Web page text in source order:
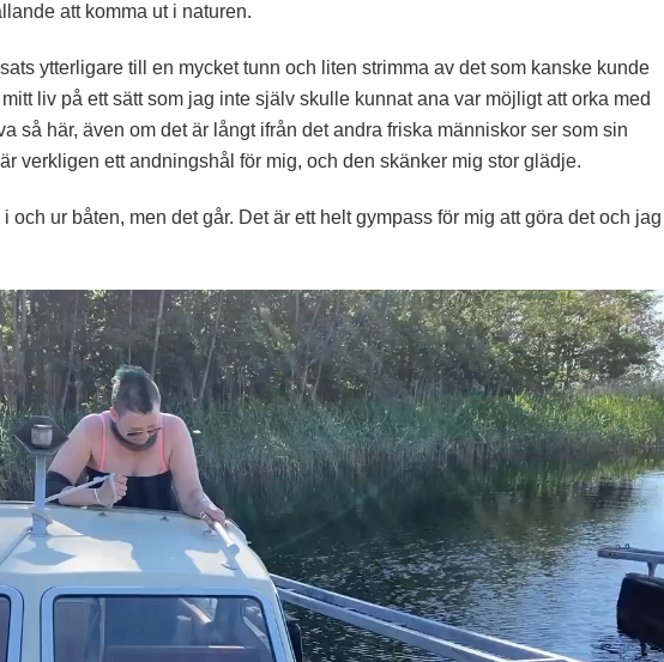
att komma ut i naturen.
ytterligare till en mycket tunn och liten strimma av det som kanske kunde
liv på ett sätt som jag inte själv skulle kunnat ana var möjligt att orka med
så här, även om det är långt ifrån det andra friska människor ser som sin
verkligen ett andningshål för mig, och den skänker mig stor glädje.
och ur båten, men det går. Det är ett helt gympass för mig att göra det och jag